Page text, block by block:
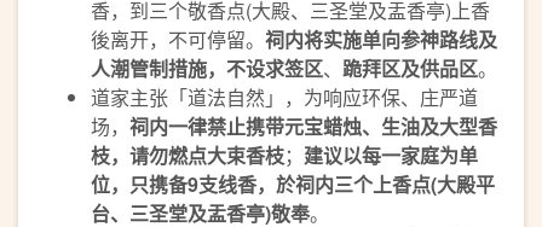
香，到三个敬香点(大殿、三圣堂及盂香亭)上香
後离开，不可停留。 祠内将实施单向参神路线及
人潮管制措施，不设求签区、 跪拜区及供品区。
道家主张「道法自然」，为响应环保、庄严道
场， 祠内一律禁止携带元宝蜡烛、生油及大型香
枝，请勿燃点大束香枝； 建议以每一家庭为单
位，只携备9支线香，於祠内三个上香点(大殿平
台、三圣堂及盂香亭)敬奉。